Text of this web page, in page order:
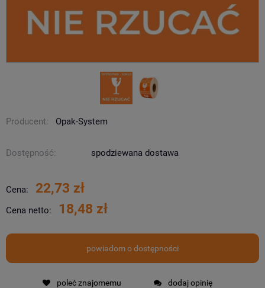
Producent: Opak-System
Dostępność: spodziewana dostawa
Cena: 22,73 zł
Cena netto: 18,48 zł
powiadom o dostępności
poleć znajomemu dodaj opinię